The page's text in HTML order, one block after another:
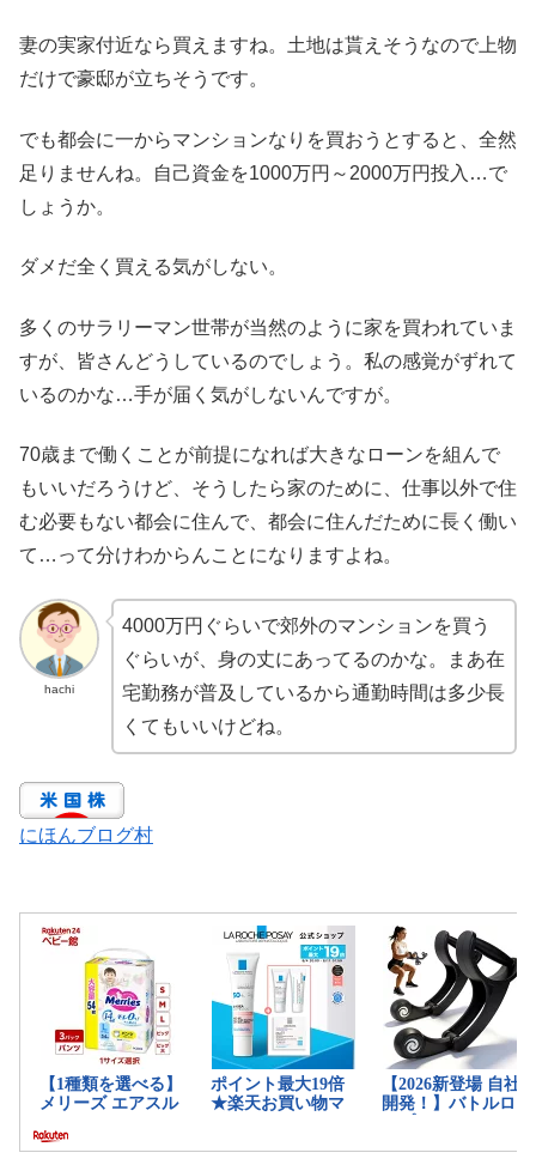
妻の実家付近なら買えますね。土地は貰えそうなので上物
だけで豪邸が立ちそうです。
でも都会に一からマンションなりを買おうとすると、全然
足りませんね。自己資金を1000万円～2000万円投入…で
しょうか。
ダメだ全く買える気がしない。
多くのサラリーマン世帯が当然のように家を買われていま
すが、皆さんどうしているのでしょう。私の感覚がずれて
いるのかな…手が届く気がしないんですが。
70歳まで働くことが前提になれば大きなローンを組んで
もいいだろうけど、そうしたら家のために、仕事以外で住
む必要もない都会に住んで、都会に住んだために長く働い
て…って分けわからんことになりますよね。
hachi
4000万円ぐらいで郊外のマンションを買う
ぐらいが、身の丈にあってるのかな。まあ在
宅勤務が普及しているから通勤時間は多少長
くてもいいけどね。
にほんブログ村